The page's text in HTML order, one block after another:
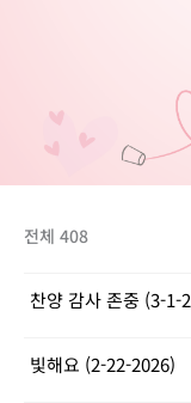
전체 408
찬양 감사 존중 (3-1-
빛해요 (2-22-2026)